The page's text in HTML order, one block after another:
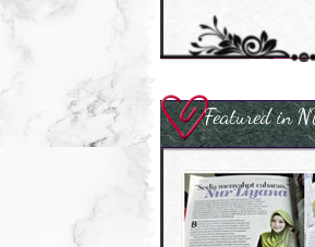
Featured in